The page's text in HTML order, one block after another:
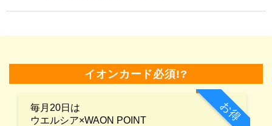
イオンカード必須!?
お得
毎月20日は
ウエルシア×WAON POINT